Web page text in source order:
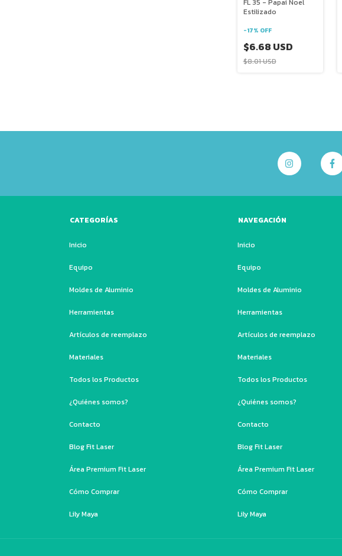
Estilizado
-17% OFF
$6.68 USD
$8.01 USD
CATEGORÍAS
Inicio
Equipo
Moldes de Aluminio
Herramientas
Artículos de reemplazo
Materiales
Todos los Productos
¿Quiénes somos?
Contacto
Blog Fit Laser
Área Premium Fit Laser
Cómo Comprar
Lily Maya
NAVEGACIÓN
Inicio
Equipo
Moldes de Aluminio
Herramientas
Artículos de reemplazo
Materiales
Todos los Productos
¿Quiénes somos?
Contacto
Blog Fit Laser
Área Premium Fit Laser
Cómo Comprar
Lily Maya